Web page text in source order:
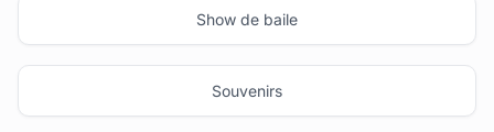
Show de baile
Souvenirs